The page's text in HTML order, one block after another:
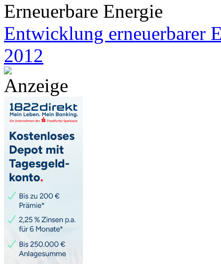
Erneuerbare Energie
Entwicklung erneuerbarer
2012
Anzeige